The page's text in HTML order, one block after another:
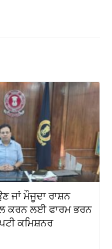
ਜਾਂ ਮੌਜੂਦਾ ਰਾਸ਼ਨ
ਕਰਨ ਲਈ ਫਾਰਮ ਭਰਨ
ਕਮਿਸ਼ਨਰ